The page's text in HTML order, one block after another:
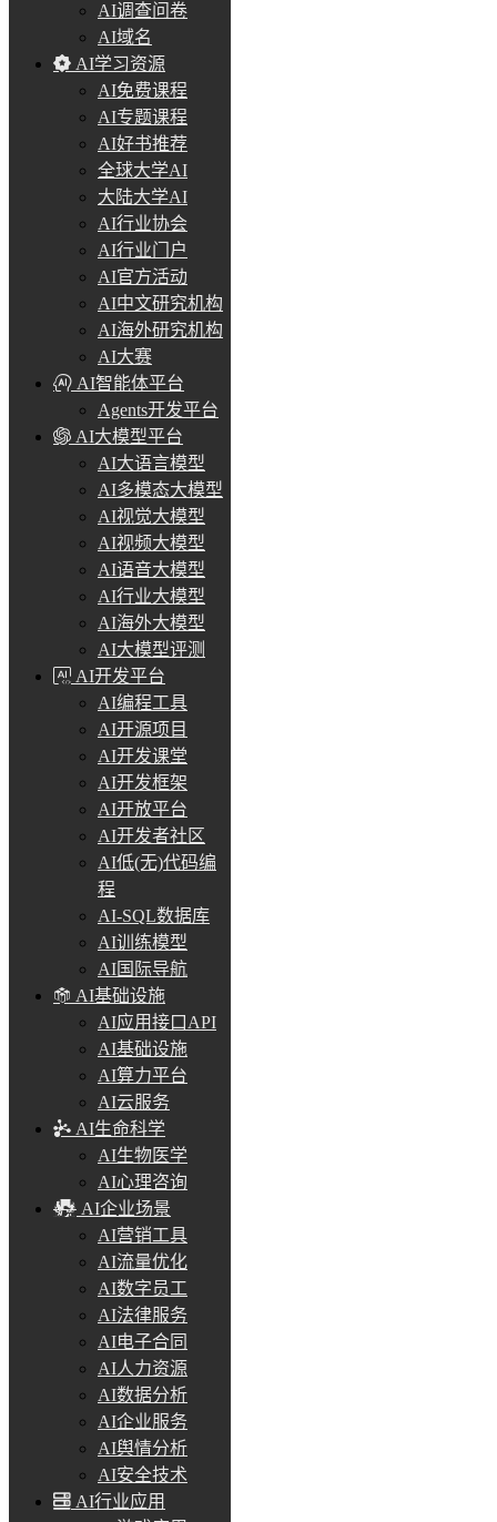
AI调查问卷
AI域名
AI学习资源
AI免费课程
AI专题课程
AI好书推荐
全球大学AI
大陆大学AI
AI行业协会
AI行业门户
AI官方活动
AI中文研究机构
AI海外研究机构
AI大赛
AI智能体平台
Agents开发平台
AI大模型平台
AI大语言模型
AI多模态大模型
AI视觉大模型
AI视频大模型
AI语音大模型
AI行业大模型
AI海外大模型
AI大模型评测
AI开发平台
AI编程工具
AI开源项目
AI开发课堂
AI开发框架
AI开放平台
AI开发者社区
AI低(无)代码编
程
AI-SQL数据库
AI训练模型
AI国际导航
AI基础设施
AI应用接口API
AI基础设施
AI算力平台
AI云服务
AI生命科学
AI生物医学
AI心理咨询
AI企业场景
AI营销工具
AI流量优化
AI数字员工
AI法律服务
AI电子合同
AI人力资源
AI数据分析
AI企业服务
AI舆情分析
AI安全技术
AI行业应用